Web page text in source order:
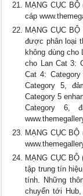
MẠNG CỤC
cáp
MẠNG CỤC
được phân loại
không dùng cho
cho Lan Cat 3:
Cat 4:
Category 5,
Category 5
Category 6,
MẠNG CỤC
MẠNG CỤC
tập trung tín
tính. Những
chuyển tới